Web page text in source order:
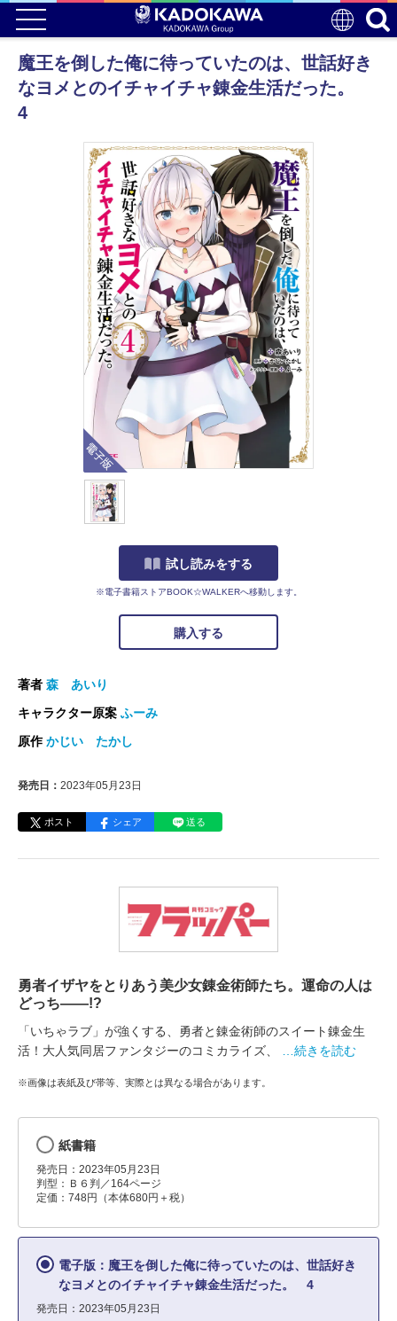
魔王を倒した俺に待っていたのは、世話好き
なヨメとのイチャイチャ錬金生活だった。
4
電子版
試し読みをする
※電子書籍ストアBOOK☆WALKERへ移動します。
購入する
著者 森 あいり
キャラクター原案 ふーみ
原作かじい たかし
発売日： 2023年05月23日
ポスト シェア 送る
勇者イザヤをとりあう美少女錬金術師たち。運命の人は
どっち――!?
「いちゃラブ」が強くする、勇者と錬金術師のスイート錬金生
活！大人気同居ファンタジーのコミカライズ、
…続きを読む
※画像は表紙及び帯等、実際とは異なる場合があります。
紙書籍
発売日：2023年05月23日
判型：Ｂ６判／164ページ
定価：748円（本体680円＋税）
電子版：魔王を倒した俺に待っていたのは、世話好き
なヨメとのイチャイチャ錬金生活だった。 4
発売日：2023年05月23日